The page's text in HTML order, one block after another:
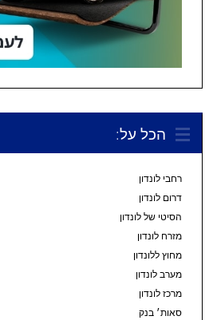
הכל על:
רחבי לונדון
דרום לונדון
הסיטי של לונדון
מזרח לונדון
מחוץ ללונדון
מערב לונדון
מרכז לונדון
סאות׳ בנק